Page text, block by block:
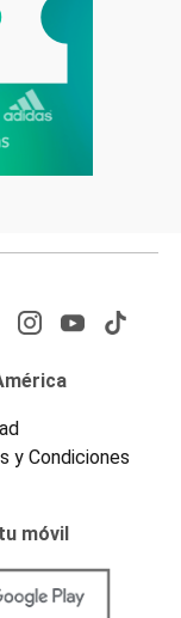
y Condiciones
móvil